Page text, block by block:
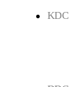
KDC